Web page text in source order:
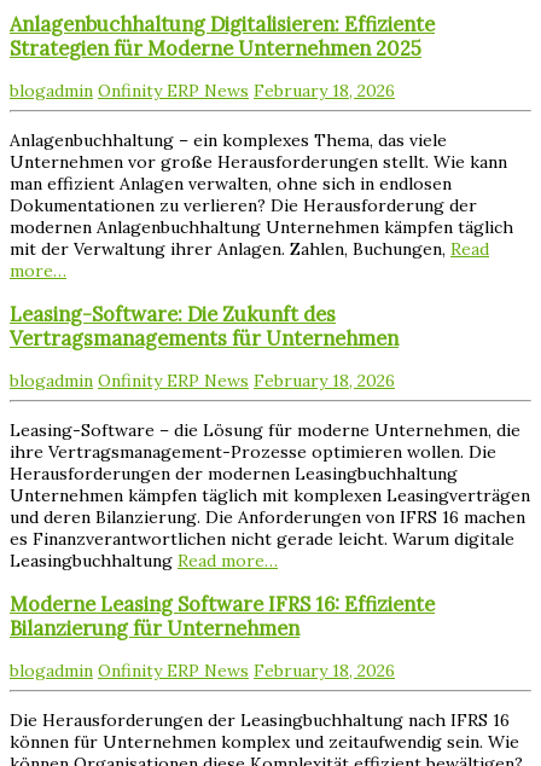
Anlagenbuchhaltung Digitalisieren: Effiziente
Strategien für Moderne Unternehmen 2025
blogadmin Onfinity ERP News February 18, 2026
Anlagenbuchhaltung – ein komplexes Thema, das viele
Unternehmen vor große Herausforderungen stellt. Wie kann
man effizient Anlagen verwalten, ohne sich in endlosen
Dokumentationen zu verlieren? Die Herausforderung der
modernen Anlagenbuchhaltung Unternehmen kämpfen täglich
mit der Verwaltung ihrer Anlagen. Zahlen, Buchungen, Read
more…
Leasing-Software: Die Zukunft des
Vertragsmanagements für Unternehmen
blogadmin Onfinity ERP News February 18, 2026
Leasing-Software – die Lösung für moderne Unternehmen, die
ihre Vertragsmanagement-Prozesse optimieren wollen. Die
Herausforderungen der modernen Leasingbuchhaltung
Unternehmen kämpfen täglich mit komplexen Leasingverträgen
und deren Bilanzierung. Die Anforderungen von IFRS 16 machen
es Finanzverantwortlichen nicht gerade leicht. Warum digitale
Leasingbuchhaltung Read more…
Moderne Leasing Software IFRS 16: Effiziente
Bilanzierung für Unternehmen
blogadmin Onfinity ERP News February 18, 2026
Die Herausforderungen der Leasingbuchhaltung nach IFRS 16
können für Unternehmen komplex und zeitaufwendig sein. Wie